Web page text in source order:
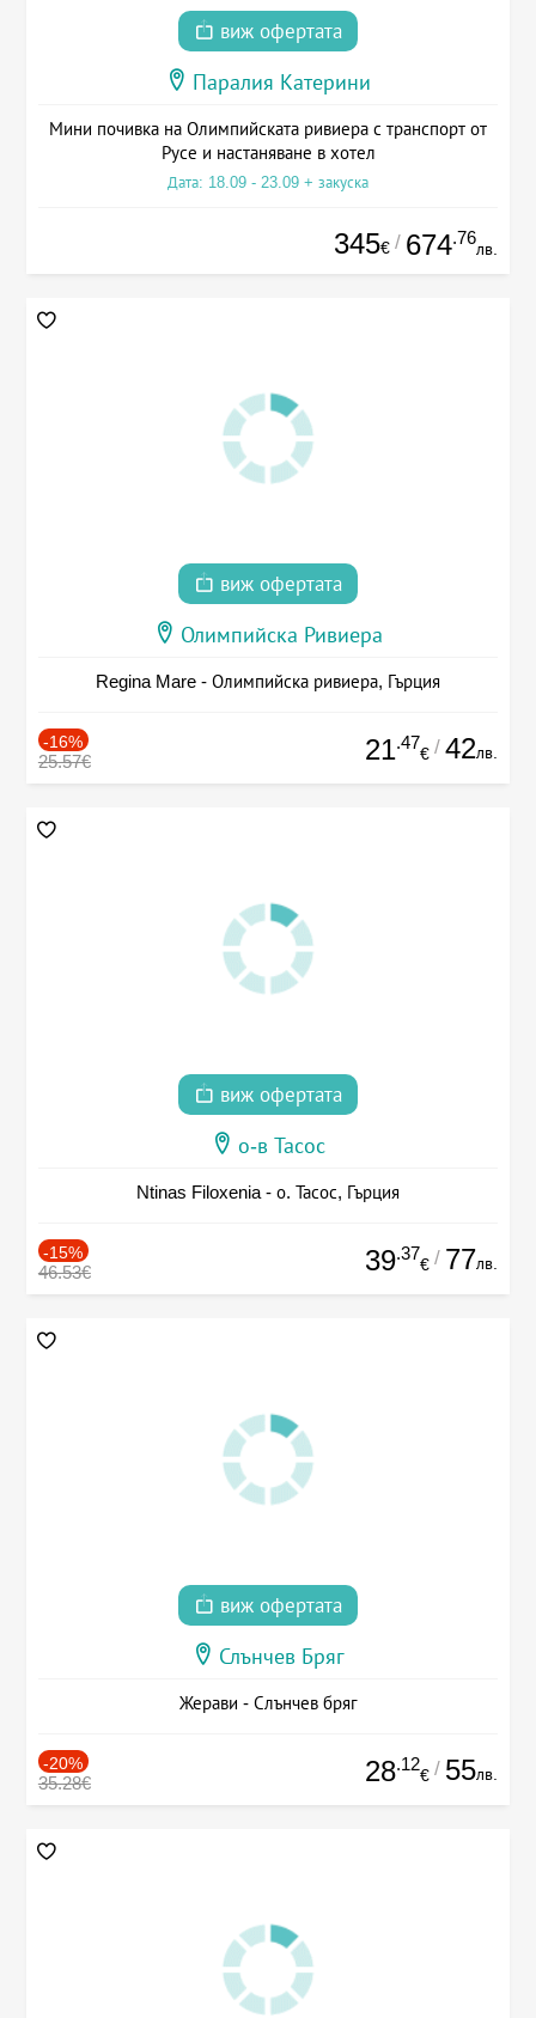
виж офертата
Паралия Катерини
Мини почивка на Олимпийската ривиера с транспорт от
Русе и настаняване в хотел
Дата: 18.09 - 23.09 + закуска
345€ / 674.76
лв.
виж офертата
Олимпийска Ривиера
Regina Mare - Олимпийска ривиера, Гърция
-16%
25.57€ 21.47
€ / 42лв.
виж офертата
о-в Тасос
Ntinas Filoxenia - о. Тасос, Гърция
-15%
46.53€ 39.37
€ / 77лв.
виж офертата
Слънчев Бряг
Жерави - Слънчев бряг
-20%
35.28€ 28.12
€ / 55лв.